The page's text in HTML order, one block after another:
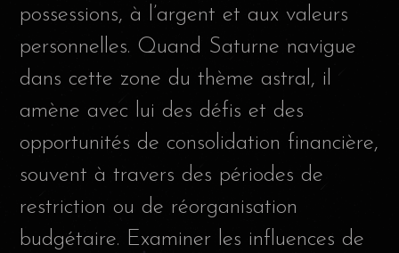
possessions, à l’argent et aux valeurs
personnelles. Quand Saturne navigue
dans cette zone du thème astral, il
amène avec lui des défis et des
opportunités de consolidation financière,
souvent à travers des périodes de
restriction ou de réorganisation
budgétaire. Examiner les influences de